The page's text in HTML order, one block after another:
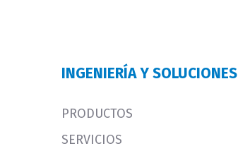
INGENIERÍA Y SOLUCIONES
PRODUCTOS
SERVICIOS